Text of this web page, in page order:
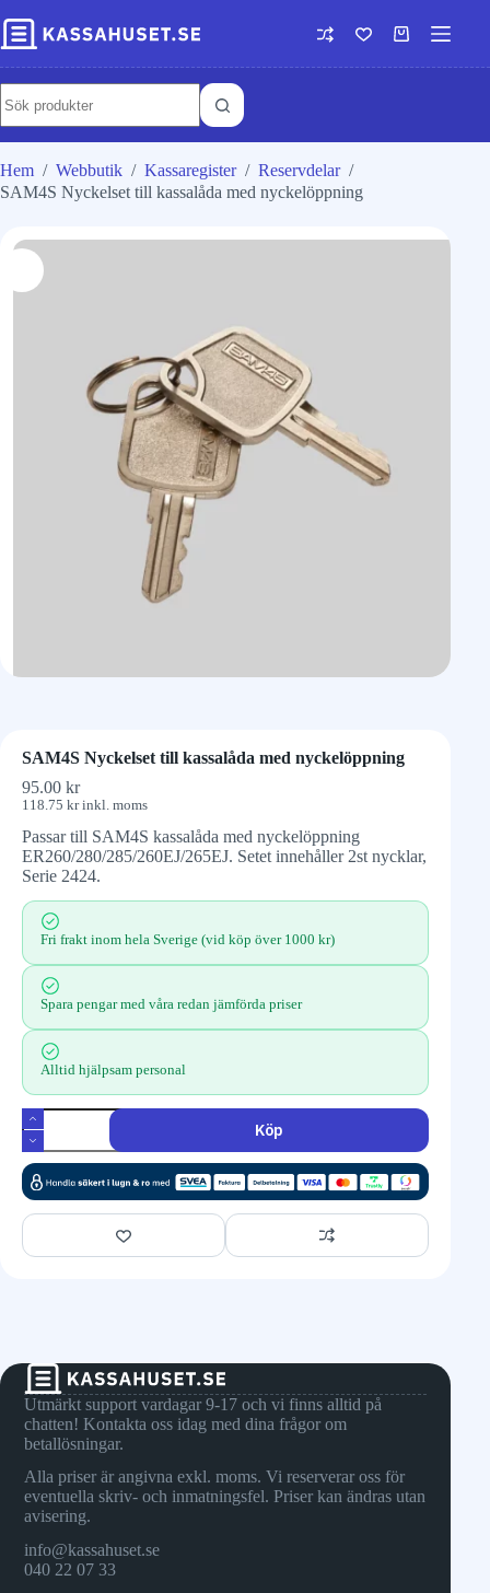
Hem / Webbutik / Kassaregister / Reservdelar /
SAM4S Nyckelset till kassalåda med nyckelöppning
SAM4S Nyckelset till kassalåda med nyckelöppning
95.00 kr
118.75 krinkl. moms
Passar till SAM4S kassalåda med nyckelöppning
ER260/280/285/260EJ/265EJ. Setet innehåller 2st nycklar,
Serie 2424.
Fri frakt inom hela Sverige (vid köp över 1000 kr)
Spara pengar med våra redan jämförda priser
Alltid hjälpsam personal
Köp
Utmärkt support vardagar 9-17 och vi finns alltid på
chatten! Kontakta oss idag med dina frågor om
betallösningar.
Alla priser är angivna exkl. moms. Vi reserverar oss för
eventuella skriv- och inmatningsfel. Priser kan ändras utan
avisering.
info@kassahuset.se
040 22 07 33